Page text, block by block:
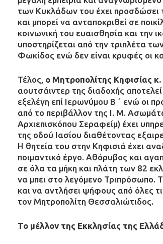
των Κυκλάδων του έχει προσδώσει
και μπορεί να ανταποκριθεί σε
κοινωνική του ευαισθησία και την
υποστηρίζεται από την τριπλέτα
Φωκίδος ενώ δεν είναι κρυφές οι
Τέλος, ο Μητροπολίτης Κηφισίας κ.
αουτσάιντερ της διαδοχής
εξελέγη επί Ιερωνύμου Β ´ ενώ οι
από το περιβάλλον της Ι. Μ.
Αρχιεπισκόπου Σεραφείμ) έχει
της οδού Ιασίου διαθέτοντας
Η θητεία του στην Κηφισιά έχει
ποιμαντικό έργο. Αθόρυβος και
σε όλα τα μήκη και πλάτη των 82
να μπει στο λεγόμενο Τριπρόσωπο.
και να αντλήσει ψήφους από όλες
τον Μητροπολίτη Θεσσαλιώτιδος.
Το μέλλον της Εκκλησίας της